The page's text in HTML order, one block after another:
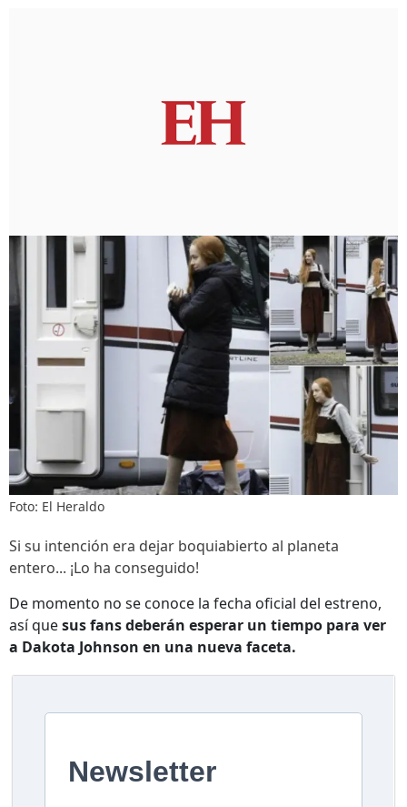
Foto: El Heraldo
Si su intención era dejar boquiabierto al planeta
entero... ¡Lo ha conseguido!
De momento no se conoce la fecha oficial del estreno,
así quesus fans deberán esperar un tiempo para ver
a Dakota Johnson en una nueva faceta.